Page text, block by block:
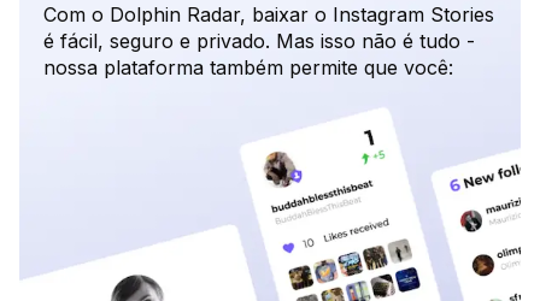
Com o Dolphin Radar, baixar o Instagram Stories
é fácil, seguro e privado. Mas isso não é tudo -
nossa plataforma também permite que você: